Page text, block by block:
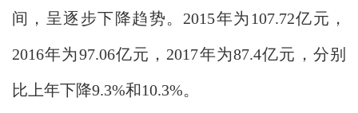
间，呈逐步下降趋势。2015年为107.72亿元，
2016年为97.06亿元，2017年为87.4亿元，分别
比上年下降9.3%和10.3%。